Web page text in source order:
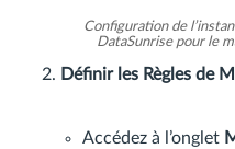
Configuration de
DataSunrise pour le
Définir les Règles de
Accédez à l’onglet